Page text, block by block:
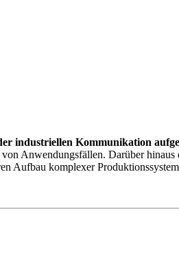
industriellen Kommunikation
Anwendungsfällen. Darüber
Aufbau komplexer